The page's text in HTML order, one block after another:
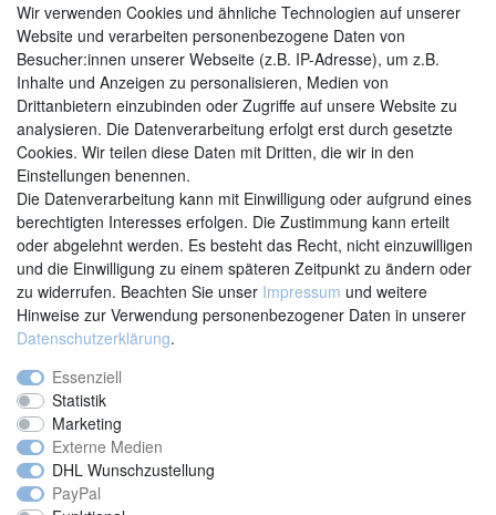
Vertrag widerrufen
Wir verwenden Cookies und ähnliche Technologien auf unserer
Website und verarbeiten personenbezogene Daten von
Besucher:innen unserer Webseite (z.B. IP-Adresse), um z.B.
Inhalte und Anzeigen zu personalisieren, Medien von
Drittanbietern einzubinden oder Zugriffe auf unsere Website zu
analysieren. Die Datenverarbeitung erfolgt erst durch gesetzte
Cookies. Wir teilen diese Daten mit Dritten, die wir in den
Einstellungen benennen.
Die Datenverarbeitung kann mit Einwilligung oder aufgrund eines
berechtigten Interesses erfolgen. Die Zustimmung kann erteilt
oder abgelehnt werden. Es besteht das Recht, nicht einzuwilligen
und die Einwilligung zu einem späteren Zeitpunkt zu ändern oder
zu widerrufen. Beachten Sie unser Impressum und weitere
Hinweise zur Verwendung personenbezogener Daten in unserer
Daten­schutz­erklärung.
Essenziell
Statistik
Marketing
Externe Medien
DHL Wunschzustellung
PayPal